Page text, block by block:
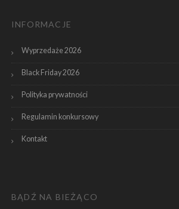
INFORMACJE
Wyprzedaże 2026
Black Friday 2026
Polityka prywatności
Regulamin konkursowy
Kontakt
BĄDŹ NA BIEŻĄCO